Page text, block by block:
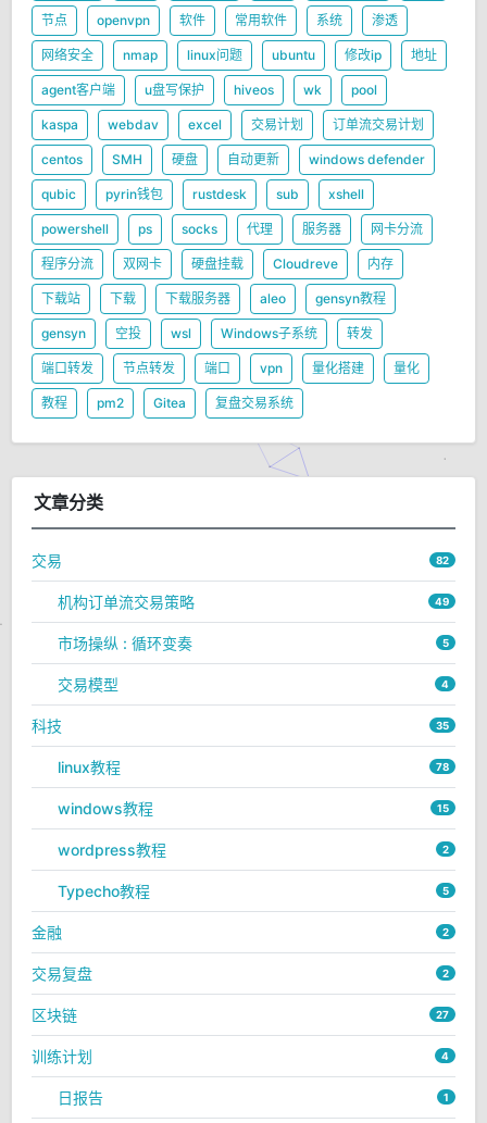
节点 openvpn 软件 常用软件 系统 渗透
网络安全 nmap linux问题 ubuntu 修改ip 地址
agent客户端 u盘写保护 hiveos wk pool
kaspa webdav excel 交易计划 订单流交易计划
centos SMH 硬盘 自动更新 windows defender
qubic pyrin钱包 rustdesk sub xshell
powershell ps socks 代理 服务器 网卡分流
程序分流 双网卡 硬盘挂载 Cloudreve 内存
下载站 下载 下载服务器 aleo gensyn教程
gensyn 空投 wsl Windows子系统 转发
端口转发 节点转发 端口 vpn 量化搭建 量化
教程 pm2 Gitea 复盘交易系统
文章分类
交易 82
机构订单流交易策略 49
市场操纵 : 循环变奏 5
交易模型 4
科技 35
linux教程 78
windows教程 15
wordpress教程 2
Typecho教程 5
金融 2
交易复盘 2
区块链 27
训练计划 4
日报告 1